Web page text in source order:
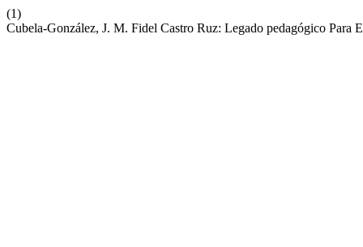
(1)
Cubela-González, J. M. Fidel Castro Ruz: Legado pedagógico Para